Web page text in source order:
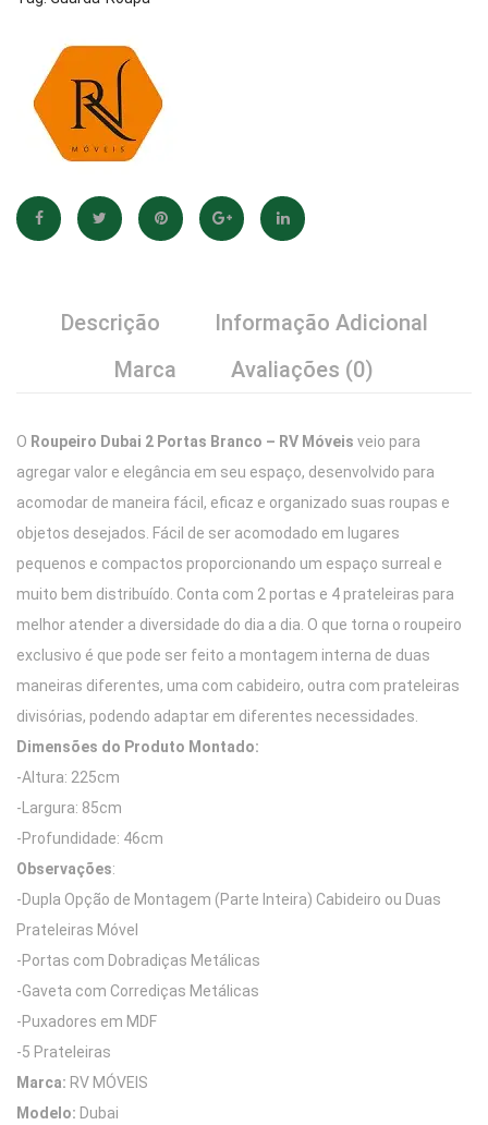
Descrição
Informação Adicional
Marca
Avaliações (0)
O Roupeiro Dubai 2 Portas Branco – RV Móveis veio para
agregar valor e elegância em seu espaço, desenvolvido para
acomodar de maneira fácil, eficaz e organizado suas roupas e
objetos desejados. Fácil de ser acomodado em lugares
pequenos e compactos proporcionando um espaço surreal e
muito bem distribuído. Conta com 2 portas e 4 prateleiras para
melhor atender a diversidade do dia a dia. O que torna o roupeiro
exclusivo é que pode ser feito a montagem interna de duas
maneiras diferentes, uma com cabideiro, outra com prateleiras
divisórias, podendo adaptar em diferentes necessidades.
Dimensões do Produto Montado:
-Altura: 225cm
-Largura: 85cm
-Profundidade: 46cm
Observações:
-Dupla Opção de Montagem (Parte Inteira) Cabideiro ou Duas
Prateleiras Móvel
-Portas com Dobradiças Metálicas
-Gaveta com Corrediças Metálicas
-Puxadores em MDF
-5 Prateleiras
Marca: RV MÓVEIS
Modelo: Dubai